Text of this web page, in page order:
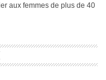
aux femmes de plus de 40